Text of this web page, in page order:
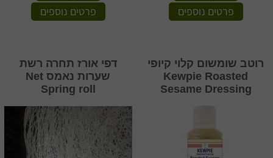
פרטים נוספים פרטים נוספים
רוטב שומשום קלוי קיופי
Kewpie Roasted
Sesame Dressing
דפי אורז תחרה רשת
שערות נאמס Net
Spring roll